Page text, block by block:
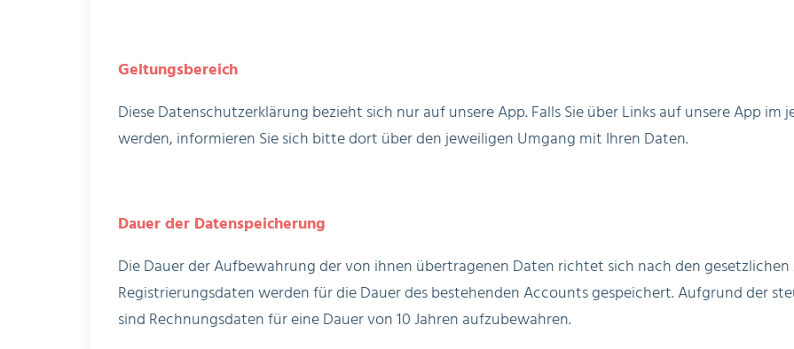
Geltungsbereich
Diese Datenschutzerklärung bezieht sich nur auf unsere App. Falls Sie über Links auf unsere App
werden, informieren Sie sich bitte dort über den jeweiligen Umgang mit Ihren Daten.
Dauer der Datenspeicherung
Die Dauer der Aufbewahrung der von ihnen übertragenen Daten richtet sich nach den
Registrierungsdaten werden für die Dauer des bestehenden Accounts gespeichert. Aufgrund der
sind Rechnungsdaten für eine Dauer von 10 Jahren aufzubewahren.